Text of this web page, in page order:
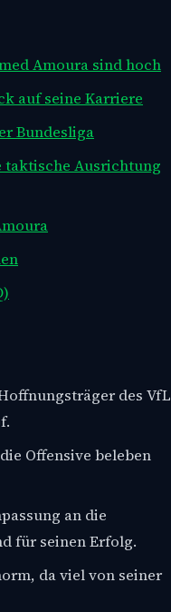
Amoura sind hoch
auf seine Karriere
Bundesliga
taktische Ausrichtung
des VfL
Offensive beleben
an die
für seinen Erfolg.
da viel von seiner